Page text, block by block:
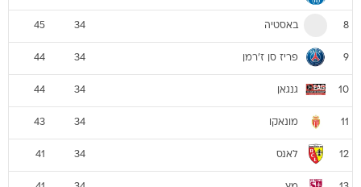
8 באסטיה 34
45
9 פריז סן ז'רמן 34
44
10 גנגאן 34
44
11 מונאקו 34
43
12 לאנס 34
41